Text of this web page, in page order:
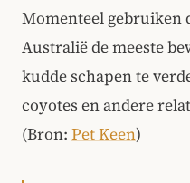
Momenteel gebruiken
Australië de meeste
kudde schapen te
coyotes en andere
(Bron: Pet Keen)